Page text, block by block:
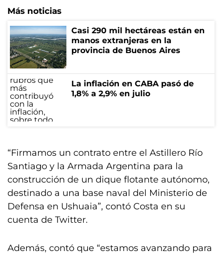
Más noticias
Casi 290 mil hectáreas están en
manos extranjeras en la
provincia de Buenos Aires
La inflación en CABA pasó de
1,8% a 2,9% en julio
“Firmamos un contrato entre el Astillero Río
Santiago y la Armada Argentina para la
construcción de un dique flotante autónomo,
destinado a una base naval del Ministerio de
Defensa en Ushuaia”, contó Costa en su
cuenta de Twitter.
Además, contó que “estamos avanzando para